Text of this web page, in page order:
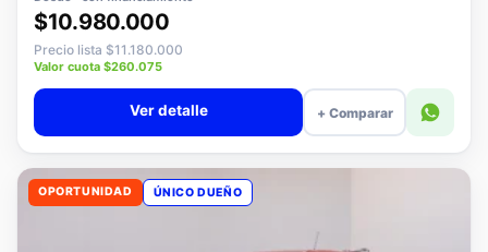
Desde · con financiamiento
$10.980.000
Precio lista $11.180.000
Valor cuota $260.075
+ Comparar
OPORTUNIDAD